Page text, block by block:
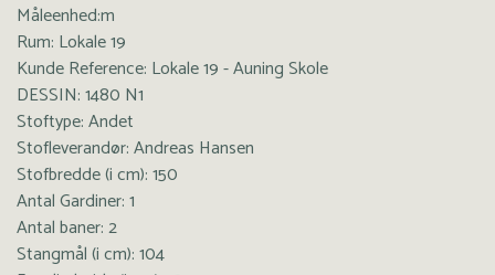
Måleenhed:m
Rum: Lokale 19
Kunde Reference: Lokale 19 - Auning Skole
DESSIN: 1480 N1
Stoftype: Andet
Stofleverandør: Andreas Hansen
Stofbredde (i cm): 150
Antal Gardiner: 1
Antal baner: 2
Stangmål (i cm): 104